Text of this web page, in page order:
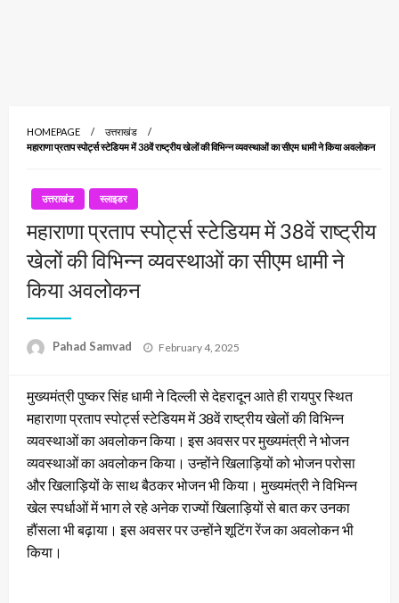
HOMEPAGE
उत्तराखंड
महाराणा प्रताप स्पोर्ट्स स्टेडियम में 38वें राष्ट्रीय खेलों की विभिन्न व्यवस्थाओं का सीएम धामी ने किया अवलोकन
उत्तराखंड स्लाइडर
महाराणा प्रताप स्पोर्ट्स स्टेडियम में 38वें राष्ट्रीय
खेलों की विभिन्न व्यवस्थाओं का सीएम धामी ने
किया अवलोकन
Pahad Samvad
Posted
February 4, 2025
मुख्यमंत्री पुष्कर सिंह धामी ने दिल्ली से देहरादून आते ही रायपुर स्थित
महाराणा प्रताप स्पोर्ट्स स्टेडियम में 38वें राष्ट्रीय खेलों की विभिन्न
व्यवस्थाओं का अवलोकन किया। इस अवसर पर मुख्यमंत्री ने भोजन
व्यवस्थाओं का अवलोकन किया। उन्होंने खिलाड़ियों को भोजन परोसा
और खिलाड़ियों के साथ बैठकर भोजन भी किया। मुख्यमंत्री ने विभिन्न
खेल स्पर्धाओं में भाग ले रहे अनेक राज्यों खिलाड़ियों से बात कर उनका
हौंसला भी बढ़ाया। इस अवसर पर उन्होंने शूटिंग रेंज का अवलोकन भी
किया।